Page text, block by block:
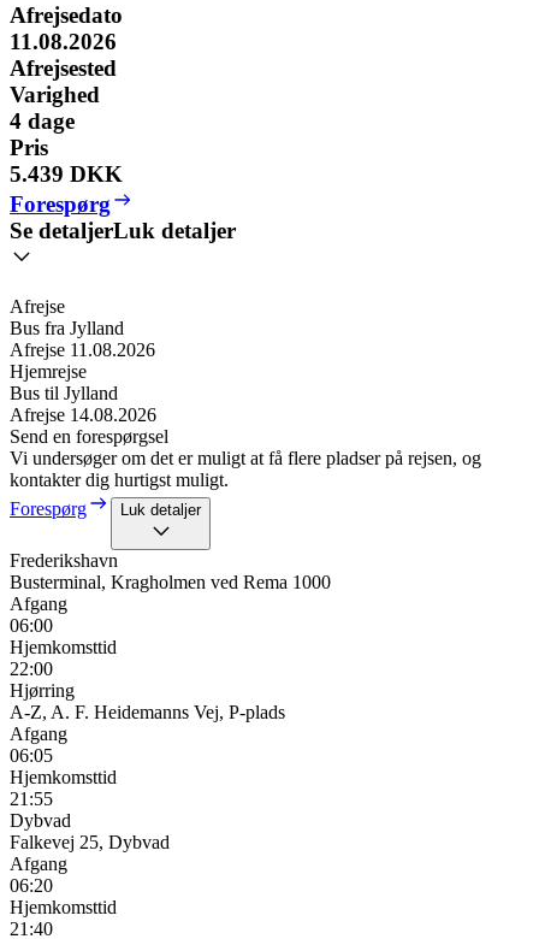
Afrejsedato
11.08.2026
Afrejsested
Varighed
4 dage
Pris
5.439 DKK
Forespørg
Se detaljerLuk detaljer
Afrejse
Bus fra Jylland
Afrejse 11.08.2026
Hjemrejse
Bus til Jylland
Afrejse 14.08.2026
Send en forespørgsel
Vi undersøger om det er muligt at få flere pladser på rejsen, og
kontakter dig hurtigst muligt.
Forespørg
Luk detaljer
Frederikshavn
Busterminal, Kragholmen ved Rema 1000
Afgang
06:00
Hjemkomsttid
22:00
Hjørring
A-Z, A. F. Heidemanns Vej, P-plads
Afgang
06:05
Hjemkomsttid
21:55
Dybvad
Falkevej 25, Dybvad
Afgang
06:20
Hjemkomsttid
21:40